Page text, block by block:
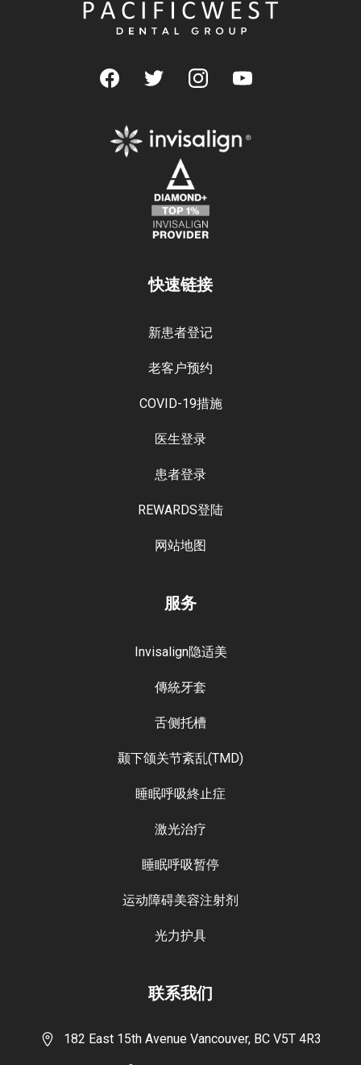
快速链接
新患者登记
老客户预约
COVID-19措施
医生登录
患者登录
REWARDS登陆
网站地图
服务
Invisalign隐适美
傳統牙套
舌侧托槽
颞下颌关节紊乱(TMD)
睡眠呼吸終止症
激光治疗
睡眠呼吸暂停
运动障碍美容注射剂
光力护具
联系我们
182 East 15th Avenue Vancouver, BC V5T 4R3